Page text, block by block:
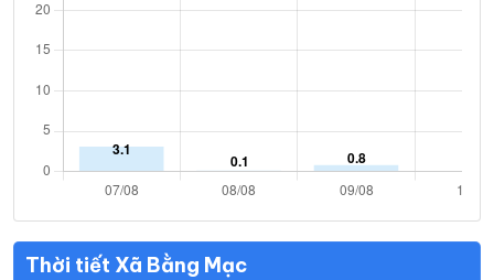
Thời tiết Xã Bằng Mạc